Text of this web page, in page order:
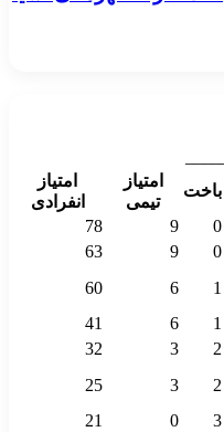
باخت
امتیاز
تیمی
امتیاز
انفرادی
0
9
78
0
9
63
1
6
60
1
6
41
2
3
32
2
3
25
3
0
21